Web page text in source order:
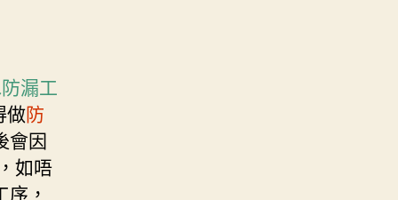
漏工
做防
會因
如唔
，